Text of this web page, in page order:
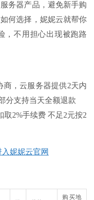
务器产品，避免新手购
何选择，妮妮云就帮你
，不用担心出现被跑路
商，云服务器提供2天内
分支持当天全额退款
取2%手续费 不足2元按2
妮妮云官网
购买地